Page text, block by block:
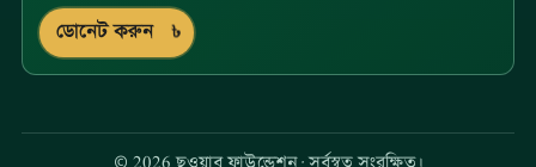
ডোনেট করুন